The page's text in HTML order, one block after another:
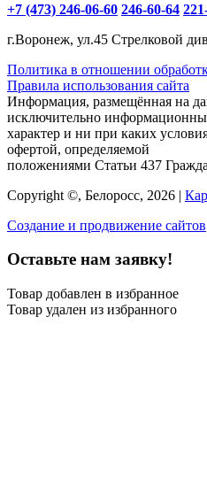
+7 (473) 246-06-60 246-60-64
г.Воронеж, ул.45 Стрелковой
Политика в отношении
Правила использования сайта
Информация, размещённая на
исключительно
характер и ни при каких
офертой, определяемой
положениями Статьи 437
Copyright ©, Белоросс, 2026 |
Создание и продвижение сайтов
Оставьте нам заявку!
Товар добавлен в избранное
Товар удален из избранного